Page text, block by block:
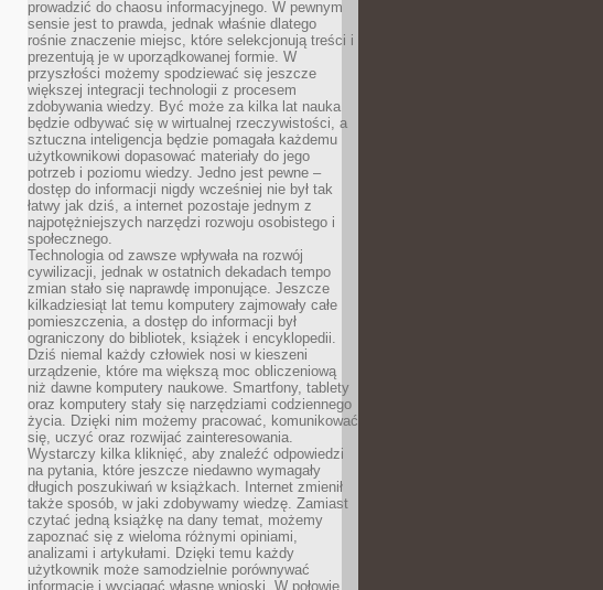
prowadzić do chaosu informacyjnego. W pewnym
sensie jest to prawda, jednak właśnie dlatego
rośnie znaczenie miejsc, które selekcjonują treści i
prezentują je w uporządkowanej formie. W
przyszłości możemy spodziewać się jeszcze
większej integracji technologii z procesem
zdobywania wiedzy. Być może za kilka lat nauka
będzie odbywać się w wirtualnej rzeczywistości, a
sztuczna inteligencja będzie pomagała każdemu
użytkownikowi dopasować materiały do jego
potrzeb i poziomu wiedzy. Jedno jest pewne –
dostęp do informacji nigdy wcześniej nie był tak
łatwy jak dziś, a internet pozostaje jednym z
najpotężniejszych narzędzi rozwoju osobistego i
społecznego.
Technologia od zawsze wpływała na rozwój
cywilizacji, jednak w ostatnich dekadach tempo
zmian stało się naprawdę imponujące. Jeszcze
kilkadziesiąt lat temu komputery zajmowały całe
pomieszczenia, a dostęp do informacji był
ograniczony do bibliotek, książek i encyklopedii.
Dziś niemal każdy człowiek nosi w kieszeni
urządzenie, które ma większą moc obliczeniową
niż dawne komputery naukowe. Smartfony, tablety
oraz komputery stały się narzędziami codziennego
życia. Dzięki nim możemy pracować, komunikować
się, uczyć oraz rozwijać zainteresowania.
Wystarczy kilka kliknięć, aby znaleźć odpowiedzi
na pytania, które jeszcze niedawno wymagały
długich poszukiwań w książkach. Internet zmienił
także sposób, w jaki zdobywamy wiedzę. Zamiast
czytać jedną książkę na dany temat, możemy
zapoznać się z wieloma różnymi opiniami,
analizami i artykułami. Dzięki temu każdy
użytkownik może samodzielnie porównywać
informacje i wyciągać własne wnioski. W połowie